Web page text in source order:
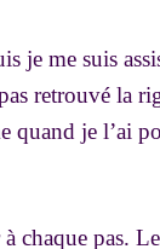
je me suis
retrouvé la
quand je l’ai
chaque pas.